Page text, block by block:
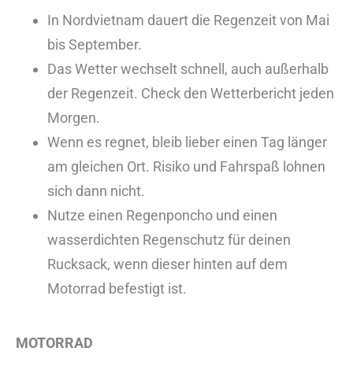
In Nordvietnam dauert die Regenzeit von Mai
bis September.
Das Wetter wechselt schnell, auch außerhalb
der Regenzeit. Check den Wetterbericht jeden
Morgen.
Wenn es regnet, bleib lieber einen Tag länger
am gleichen Ort. Risiko und Fahrspaß lohnen
sich dann nicht.
Nutze einen Regenponcho und einen
wasserdichten Regenschutz für deinen
Rucksack, wenn dieser hinten auf dem
Motorrad befestigt ist.
MOTORRAD